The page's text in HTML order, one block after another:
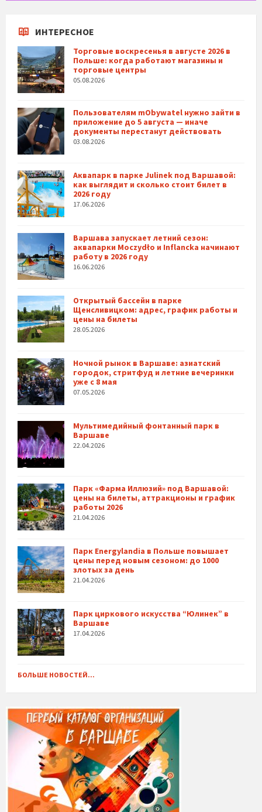
ИНТЕРЕСНОЕ
Торговые воскресенья в августе 2026 в
Польше: когда работают магазины и
торговые центры
05.08.2026
Пользователям mObywatel нужно зайти в
приложение до 5 августа — иначе
документы перестанут действовать
03.08.2026
Аквапарк в парке Julinek под Варшавой:
как выглядит и сколько стоит билет в
2026 году
17.06.2026
Варшава запускает летний сезон:
аквапарки Moczydło и Inflancka начинают
работу в 2026 году
16.06.2026
Открытый бассейн в парке
Щенсливицком: адрес, график работы и
цены на билеты
28.05.2026
Ночной рынок в Варшаве: азиатский
городок, стритфуд и летние вечеринки
уже с 8 мая
07.05.2026
Мультимедийный фонтанный парк в
Варшаве
22.04.2026
Парк «Фарма Иллюзий» под Варшавой:
цены на билеты, аттракционы и график
работы 2026
21.04.2026
Парк Energylandia в Польше повышает
цены перед новым сезоном: до 1000
злотых за день
21.04.2026
Парк циркового искусства “Юлинек” в
Варшаве
17.04.2026
БОЛЬШЕ НОВОСТЕЙ...